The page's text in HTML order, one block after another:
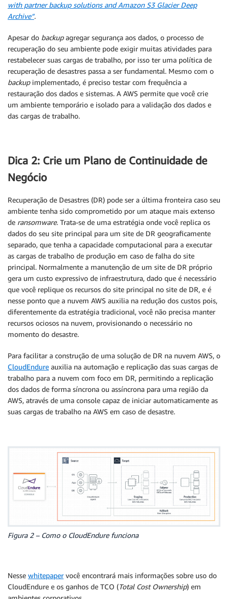
with partner backup solutions and Amazon S3 Glacier Deep
Archive”.
Apesar do backupagregar segurança aos dados, o processo de
recuperação do seu ambiente pode exigir muitas atividades para
restabelecer suas cargas de trabalho, por isso ter uma política de
recuperação de desastres passa a ser fundamental. Mesmo com o
backupimplementado, é preciso testar com frequência a
restauração dos dados e sistemas. A AWS permite que você crie
um ambiente temporário e isolado para a validação dos dados e
das cargas de trabalho.
Dica 2: Crie um Plano de Continuidade de
Negócio
Recuperação de Desastres (DR) pode ser a última fronteira caso seu
ambiente tenha sido comprometido por um ataque mais extenso
de ransomware. Trata-se de uma estratégia onde você replica os
dados do seu site principal para um site de DR geograficamente
separado, que tenha a capacidade computacional para a executar
as cargas de trabalho de produção em caso de falha do site
principal. Normalmente a manutenção de um site de DR próprio
gera um custo expressivo de infraestrutura, dado que é necessário
que você replique os recursos do site principal no site de DR, e é
nesse ponto que a nuvem AWS auxilia na redução dos custos pois,
diferentemente da estratégia tradicional, você não precisa manter
recursos ociosos na nuvem, provisionando o necessário no
momento do desastre.
Para facilitar a construção de uma solução de DR na nuvem AWS, o
CloudEndure auxilia na automação e replicação das suas cargas de
trabalho para a nuvem com foco em DR, permitindo a replicação
dos dados de forma síncrona ou assíncrona para uma região da
AWS, através de uma console capaz de iniciar automaticamente as
suas cargas de trabalho na AWS em caso de desastre.
Figura 2 – Como o CloudEndure funciona
Nesse whitepapervocê encontrará mais informações sobre uso do
CloudEndure e os ganhos de TCO (Total Cost Ownership) em